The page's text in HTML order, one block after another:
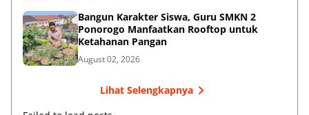
Bangun Karakter Siswa, Guru SMKN 2
Ponorogo Manfaatkan Rooftop untuk
Ketahanan Pangan
August 02, 2026
Lihat Selengkapnya